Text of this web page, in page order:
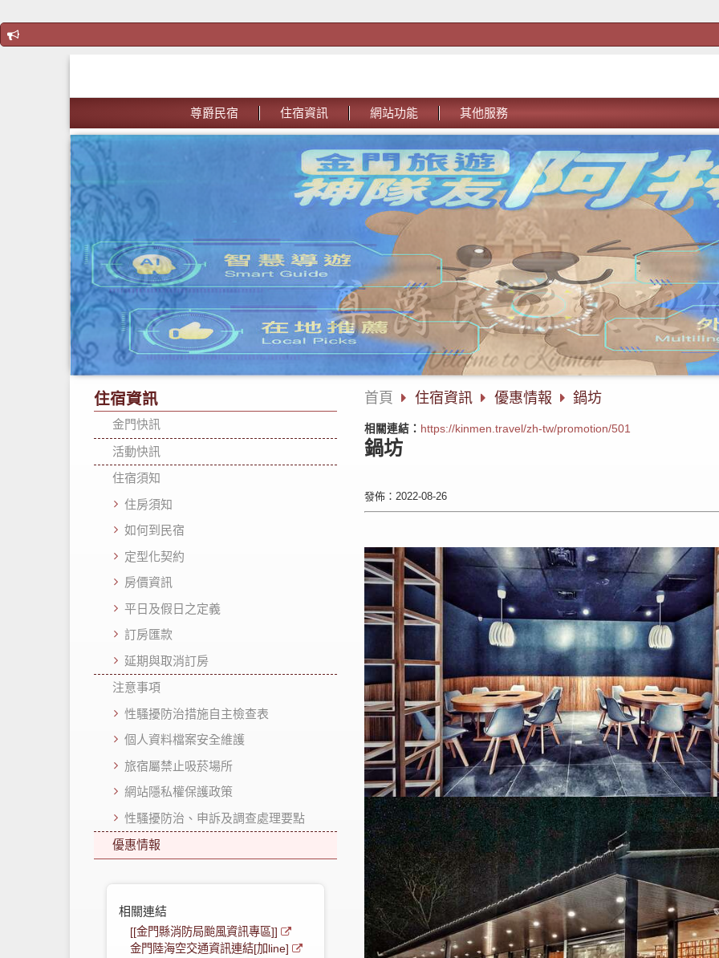
尊爵民宿 住宿資訊 網站功能 其他服務
住宿資訊
金門快訊
活動快訊
住宿須知
住房須知
如何到民宿
定型化契約
房價資訊
平日及假日之定義
訂房匯款
延期與取消訂房
注意事項
性騷擾防治措施自主檢查表
個人資料檔案安全維護
旅宿屬禁止吸菸場所
網站隱私權保護政策
性騷擾防治、申訴及調查處理要點
優惠情報
相關連結
[[金門縣消防局颱風資訊專區]]
金門陸海空交通資訊連結[加line]
首頁 住宿資訊 優惠情報 鍋坊
相關連結： https://kinmen.travel/zh-tw/promotion/501
鍋坊
發佈：2022-08-26